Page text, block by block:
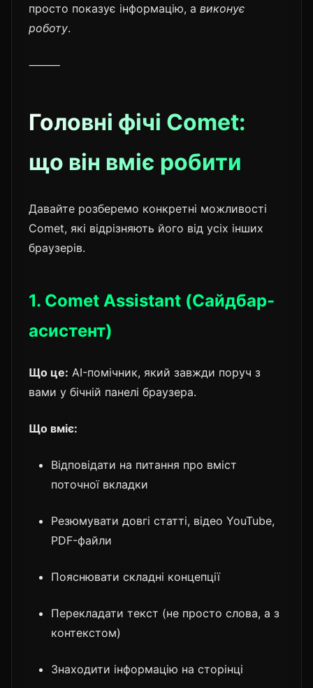
просто показує інформацію, а виконує
роботу.
⸻
Головні фічі Comet:
що він вміє робити
Давайте розберемо конкретні можливості
Comet, які відрізняють його від усіх інших
браузерів.
1. Comet Assistant (Сайдбар-
асистент)
Що це: AI-помічник, який завжди поруч з
вами у бічній панелі браузера.
Що вміє:
Відповідати на питання про вміст
поточної вкладки
Резюмувати довгі статті, відео YouTube,
PDF-файли
Пояснювати складні концепції
Перекладати текст (не просто слова, а з
контекстом)
Знаходити інформацію на сторінці